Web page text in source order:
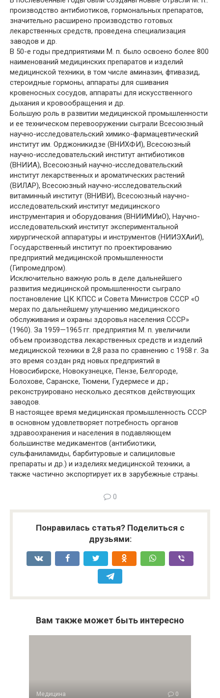
производство антибиотиков, гормональных препаратов,
значительно расширено производство готовых
лекарственных средств, проведена специализация
заводов и др.
В 50-е годы предприятиями М. п. было освоено более 800
наименований медицинских препаратов и изделий
медицинской техники, в том числе аминазин, фтивазид,
стероидные гормоны, аппараты для сшивания
кровеносных сосудов, аппараты для искусственного
дыхания и кровообращения и др.
Большую роль в развитии медицинской промышленности
и ее техническом перевооружении сыграли Всесоюзный
научно-исследовательский химико-фармацевтический
институт им. Орджоникидзе (ВНИХФИ), Всесоюзный
научно-исследовательский институт антибиотиков
(ВНИИА), Всесоюзный научно-исследовательский
институт лекарственных и ароматических растений
(ВИЛАР), Всесоюзный научно-исследовательский
витаминный институт (ВНИВИ), Всесоюзный научно-
исследовательский институт медицинского
инструментария и оборудования (ВНИИМИиО), Научно-
исследовательский институт экспериментальной
хирургической аппаратуры и инструментов (НИИЭХАиИ),
Государственный институт по проектированию
предприятий медицинской промышленности
(Гипромедпром).
Исключительно важную роль в деле дальнейшего
развития медицинской промышленности сыграло
постановление ЦК КПСС и Совета Министров СССР «О
мерах по дальнейшему улучшению медицинского
обслуживания и охраны здоровья населения СССР»
(1960). За 1959—1965 гг. предприятия М. п. увеличили
объем производства лекарственных средств и изделий
медицинской техники в 2,8 раза по сравнению с 1958 г. За
это время создан ряд новых предприятий в
Новосибирске, Новокузнецке, Пензе, Белгороде,
Болохове, Саранске, Тюмени, Гудермесе и др.;
реконструировано несколько десятков действующих
заводов.
В настоящее время медицинская промышленность СССР
в основном удовлетворяет потребность органов
здравоохранения и населения в подавляющем
большинстве медикаментов (антибиотики,
сульфаниламиды, барбитуровые и салициловые
препараты и др.) и изделиях медицинской техники, а
также частично экспортирует их в зарубежные страны.
0
Понравилась статья? Поделиться с
друзьями:
Вам также может быть интересно
Медицина 0